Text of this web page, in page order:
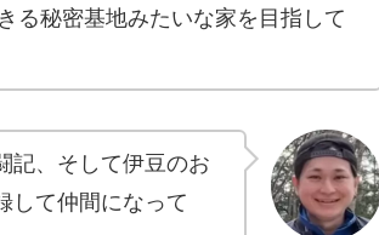
る秘密基地みたいな家を目指して
記、そして伊豆のお
して仲間になって